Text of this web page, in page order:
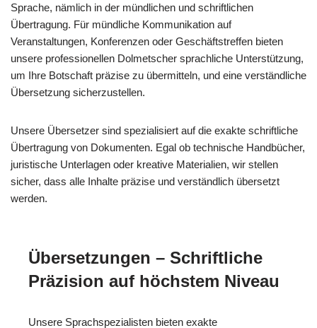
Sprache, nämlich in der mündlichen und schriftlichen
Übertragung. Für mündliche Kommunikation auf
Veranstaltungen, Konferenzen oder Geschäftstreffen bieten
unsere professionellen Dolmetscher sprachliche Unterstützung,
um Ihre Botschaft präzise zu übermitteln, und eine verständliche
Übersetzung sicherzustellen.
Unsere Übersetzer sind spezialisiert auf die exakte schriftliche
Übertragung von Dokumenten. Egal ob technische Handbücher,
juristische Unterlagen oder kreative Materialien, wir stellen
sicher, dass alle Inhalte präzise und verständlich übersetzt
werden.
Übersetzungen – Schriftliche
Präzision auf höchstem Niveau
Unsere Sprachspezialisten bieten exakte